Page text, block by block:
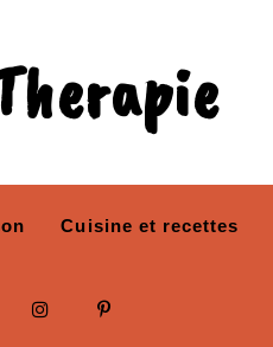
Cuisine et recettes